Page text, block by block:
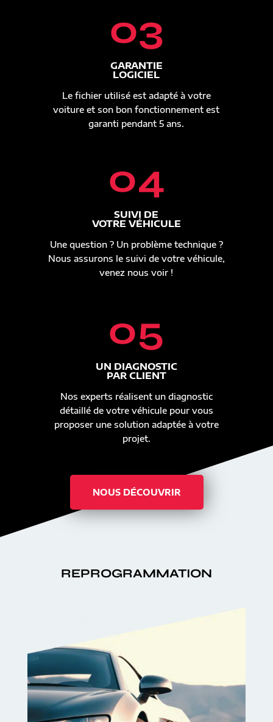
03
GARANTIE
LOGICIEL
Le fichier utilisé est adapté à votre
voiture et son bon fonctionnement est
garanti pendant 5 ans.
04
SUIVI DE
VOTRE VÉHICULE
Une question ? Un problème technique ?
Nous assurons le suivi de votre véhicule,
venez nous voir !
05
UN DIAGNOSTIC
PAR CLIENT
Nos experts réalisent un diagnostic
détaillé de votre véhicule pour vous
proposer une solution adaptée à votre
projet.
NOUS DÉCOUVRIR
REPROGRAMMATION